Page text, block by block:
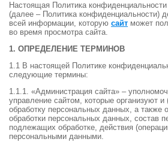
Настоящая Политика
(далее – Политика конфиденциальности)
всей информации, которую сайт может
во время просмотра сайта.
1. ОПРЕДЕЛЕНИЕ ТЕРМИНОВ
1.1 В настоящей Политике
следующие термины:
1.1.1. «Администрация сайта» –
управление сайтом, которые организуют
обработку персональных данных, а также
обработки персональных данных, состав
подлежащих обработке, действия
персональными данными.